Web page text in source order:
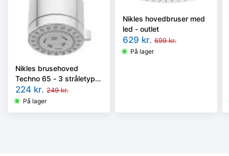
Nikles brusehoved
Techno 65 - 3 stråletyper
- outlet
224 kr. 249kr.
På lager
Nikles hovedbruser med
led - outlet
629 kr. 699kr.
På lager